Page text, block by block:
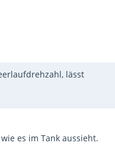
lässt
es im Tank aussieht.